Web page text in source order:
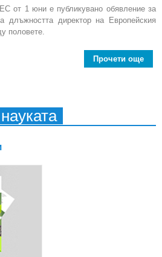
от 1 юни е публикувано обявление за
длъжността директор на Европейския
половете.
Прочети още
за